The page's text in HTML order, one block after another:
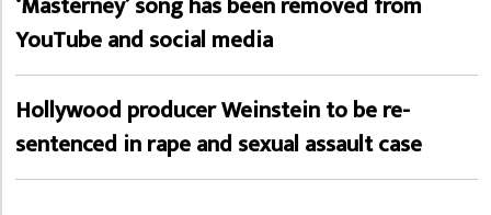
YouTube and social media
Hollywood producer Weinstein to be re-
sentenced in rape and sexual assault case